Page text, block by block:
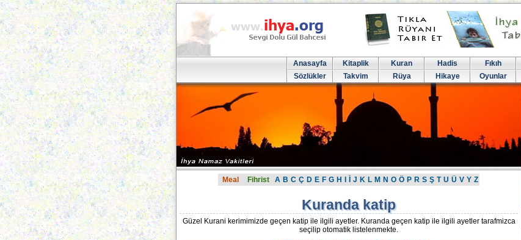
Anasayfa Kitaplik Kuran Hadis Fıkıh
Sözlükler
Takvim Rüya Hikaye Oyunlar
Meal Fihrist A B C Ç D E F G H J K L M N O Ö P R S Ş T U Ü V Y Z
Kuranda katip
Güzel Kurani kerimimizde geçen katip ile ilgili ayetler. Kuranda geçen katip ile ilgili ayetler tarafmizca
seçilip otomatik listelenmekte.